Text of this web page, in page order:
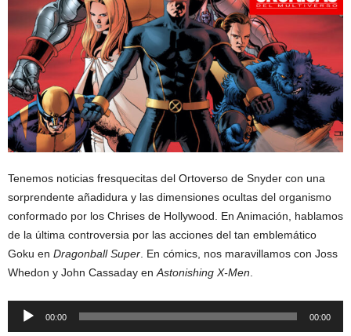
Tenemos noticias fresquecitas del Ortoverso de Snyder con una
sorprendente añadidura y las dimensiones ocultas del organismo
conformado por los Chrises de Hollywood. En Animación, hablamos
de la última controversia por las acciones del tan emblemático
Goku en Dragonball Super . En cómics, nos maravillamos con Joss
Whedon y John Cassaday en Astonishing X-Men
Reproductor
00:00 00:00